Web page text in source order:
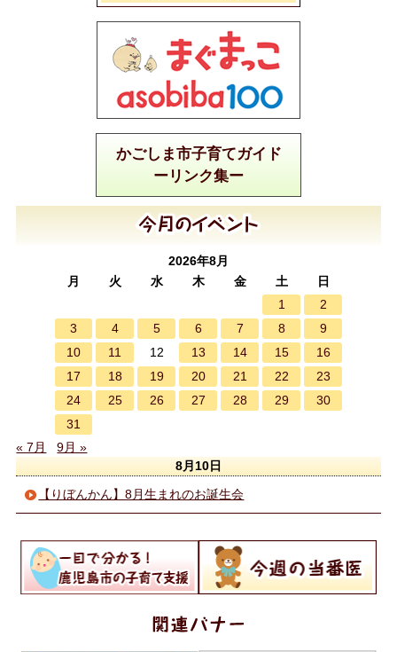
かごしま市子育てガイド
ーリンク集ー
2026年8月
月
火 水 木 金 土
日
1
2
3
4 5 6 7 8
9
10
11 12 13 14 15
16
17
18 19 20 21 22
23
24
25 26 27 28 29
30
31
« 7月
9月 »
8月10日
【りぼんかん】8月生まれのお誕生会